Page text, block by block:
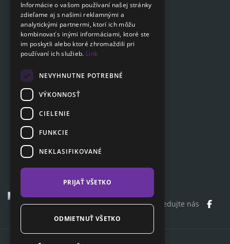
Navigácia
Cenník
Otázky a odpovede
Poradňa
Kontakty
Sledujte nás
Copyright© 2026 ClaimCloud
Informácie o vašom používaní našej stránky
zdieľame aj s našimi reklamnými a
analytickými partnermi, ktorí ich môžu
kombinovať s inými informáciami, ktoré ste
im poskytli alebo ktoré zhromaždili pri
používaní ich služieb. Link
NEVYHNUTNE POTREBNÉ
VÝKONNOSŤ
CIELENIE
FUNKCIE
NEKLASIFIKOVANÉ
PRIJAŤ VŠETKO
ODMIETNUŤ VŠETKO